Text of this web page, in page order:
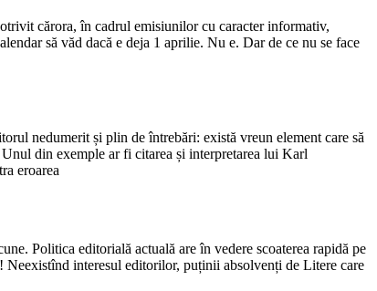
cărora, în cadrul emisiunilor cu caracter informativ,
să văd dacă e deja 1 aprilie. Nu e. Dar de ce nu se face
nedumerit și plin de întrebări: există vreun element care să
din exemple ar fi citarea și interpretarea lui Karl
eroarea
Politica editorială actuală are în vedere scoaterea rapidă pe
Neexistînd interesul editorilor, puținii absolvenți de Litere care